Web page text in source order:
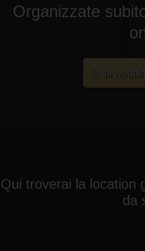
Organizzate
al
Qui troverai la location
da